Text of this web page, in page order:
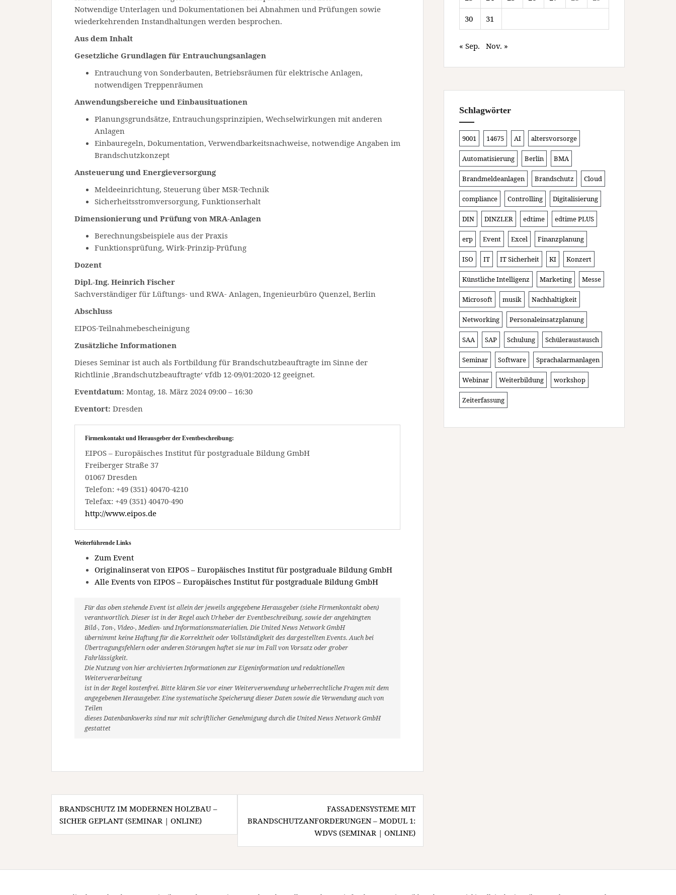
Notwendige Unterlagen und Dokumentationen bei Abnahmen und Prüfungen sowie
wiederkehrenden Instandhaltungen werden besprochen.
Aus dem Inhalt
Gesetzliche Grundlagen für Entrauchungsanlagen
Entrauchung von Sonderbauten, Betriebsräumen für elektrische Anlagen,
notwendigen Treppenräumen
Anwendungsbereiche und Einbausituationen
Planungsgrundsätze, Entrauchungsprinzipien, Wechselwirkungen mit anderen
Anlagen
Einbauregeln, Dokumentation, Verwendbarkeitsnachweise, notwendige Angaben im
Brandschutzkonzept
Ansteuerung und Energieversorgung
Meldeeinrichtung, Steuerung über MSR-Technik
Sicherheitsstromversorgung, Funktionserhalt
Dimensionierung und Prüfung von MRA-Anlagen
Berechnungsbeispiele aus der Praxis
Funktionsprüfung, Wirk-Prinzip-Prüfung
Dozent
Dipl.-Ing. Heinrich Fischer
Sachverständiger für Lüftungs- und RWA- Anlagen, Ingenieurbüro Quenzel, Berlin
Abschluss
EIPOS-Teilnahmebescheinigung
Zusätzliche Informationen
Dieses Seminar ist auch als Fortbildung für Brandschutzbeauftragte im Sinne der
Richtlinie ‚Brandschutzbeauftragte‘ vfdb 12-09/01:2020-12 geeignet.
Eventdatum: Montag, 18. März 2024 09:00 – 16:30
Eventort: Dresden
Firmenkontakt und Herausgeber der Eventbeschreibung:
EIPOS – Europäisches Institut für postgraduale Bildung GmbH
Freiberger Straße 37
01067 Dresden
Telefon: +49 (351) 40470-4210
Telefax: +49 (351) 40470-490
http://www.eipos.de
Weiterführende Links
Zum Event
Originalinserat von EIPOS – Europäisches Institut für postgraduale Bildung GmbH
Alle Events von EIPOS – Europäisches Institut für postgraduale Bildung GmbH
Für das oben stehende Event ist allein der jeweils angegebene Herausgeber (siehe Firmenkontakt oben)
verantwortlich. Dieser ist in der Regel auch Urheber der Eventbeschreibung, sowie der angehängten
Bild-, Ton-, Video-, Medien- und Informationsmaterialien. Die United News Network GmbH
übernimmt keine Haftung für die Korrektheit oder Vollständigkeit des dargestellten Events. Auch bei
Übertragungsfehlern oder anderen Störungen haftet sie nur im Fall von Vorsatz oder grober
Fahrlässigkeit.
Die Nutzung von hier archivierten Informationen zur Eigeninformation und redaktionellen
Weiterverarbeitung
ist in der Regel kostenfrei. Bitte klären Sie vor einer Weiterverwendung urheberrechtliche Fragen mit dem
angegebenen Herausgeber. Eine systematische Speicherung dieser Daten sowie die Verwendung auch von
Teilen
dieses Datenbankwerks sind nur mit schriftlicher Genehmigung durch die United News Network GmbH
gestattet
Beitragsnavigation
BRANDSCHUTZ IM MODERNEN HOLZBAU –
SICHER GEPLANT (SEMINAR | ONLINE)
FASSADENSYSTEME MIT
BRANDSCHUTZANFORDERUNGEN – MODUL 1:
WDVS (SEMINAR | ONLINE)
30 31
« Sep. Nov. »
Schlagwörter
9001 14675 AI altersvorsorge
Automatisierung Berlin BMA
Brandmeldeanlagen Brandschutz Cloud
compliance Controlling Digitalisierung
DIN DINZLER edtime edtime PLUS
erp Event Excel Finanzplanung
ISO IT IT Sicherheit KI Konzert
Künstliche Intelligenz Marketing Messe
Microsoft musik Nachhaltigkeit
Networking Personaleinsatzplanung
SAA SAP Schulung Schüleraustausch
Seminar Software Sprachalarmanlagen
Webinar Weiterbildung workshop
Zeiterfassung